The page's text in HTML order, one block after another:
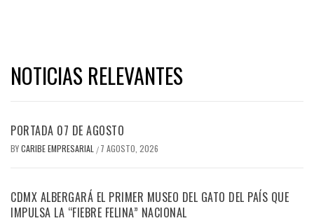
NOTICIAS RELEVANTES
PORTADA 07 DE AGOSTO
BYCARIBE EMPRESARIAL / 7 AGOSTO, 2026
CDMX ALBERGARÁ EL PRIMER MUSEO DEL GATO DEL PAÍS QUE
IMPULSA LA “FIEBRE FELINA” NACIONAL